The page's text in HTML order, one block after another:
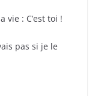
vie : C’est toi !
pas si je le